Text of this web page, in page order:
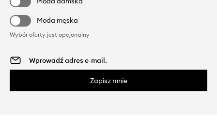
Moda męska
Wybór oferty jest opcjonalny
Zapisz mnie